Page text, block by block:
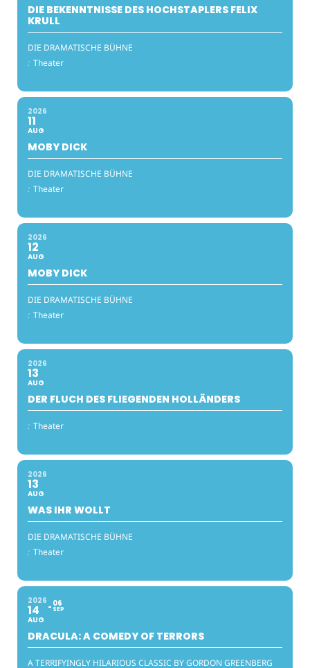
DIE BEKENNTNISSE DES HOCHSTAPLERS FELIX
KRULL
DIE DRAMATISCHE BÜHNE
: Theater
2026
11
AUG
MOBY DICK
DIE DRAMATISCHE BÜHNE
: Theater
2026
12
AUG
MOBY DICK
DIE DRAMATISCHE BÜHNE
: Theater
2026
13
AUG
DER FLUCH DES FLIEGENDEN HOLLÄNDERS
: Theater
2026
13
AUG
WAS IHR WOLLT
DIE DRAMATISCHE BÜHNE
: Theater
2026
14
AUG
06
SEP
DRACULA: A COMEDY OF TERRORS
A TERRIFYINGLY HILARIOUS CLASSIC BY GORDON GREENBERG